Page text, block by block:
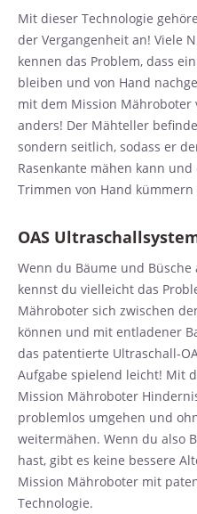
Mit dieser Technologie
der Vergangenheit an! Viele
kennen das Problem, dass
bleiben und von Hand
mit dem Mission Mähroboter
anders! Der Mähteller
sondern seitlich, sodass er
Rasenkante mähen kann
Trimmen von Hand kümmern
OAS
Wenn du Bäume und
kennst du vielleicht das
Mähroboter sich zwischen
können und mit entladener
das patentierte Ultraschall-
Aufgabe spielend leicht! Mit
Mission Mähroboter
problemlos umgehen und
weitermähen. Wenn du also
hast, gibt es keine bessere
Mission Mähroboter mit
Technologie.